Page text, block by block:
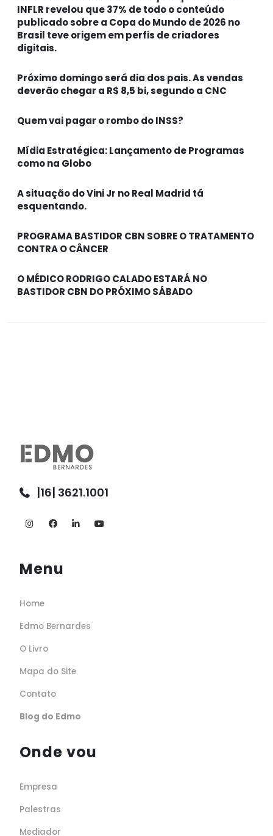
INFLR revelou que 37% de todo o conteúdo
publicado sobre a Copa do Mundo de 2026 no
Brasil teve origem em perfis de criadores
digitais.
Próximo domingo será dia dos pais. As vendas
deverão chegar a R$ 8,5 bi, segundo a CNC
Quem vai pagar o rombo do INSS?
Mídia Estratégica: Lançamento de Programas
como na Globo
A situação do Vini Jr no Real Madrid tá
esquentando.
PROGRAMA BASTIDOR CBN SOBRE O TRATAMENTO
CONTRA O CÂNCER
O MÉDICO RODRIGO CALADO ESTARÁ NO
BASTIDOR CBN DO PRÓXIMO SÁBADO
|16| 3621.1001
Menu
Home
Edmo Bernardes
O Livro
Mapa do Site
Contato
Blog do Edmo
Onde vou
Empresa
Palestras
Mediador